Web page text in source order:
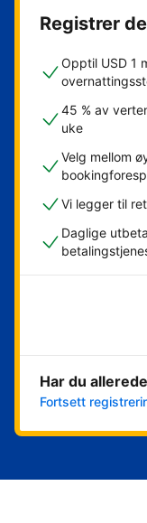
Registrer
Opptil USD 1
45 % av
uke
Velg mellom
Vi legger til
Daglige
Har du
Fortsett